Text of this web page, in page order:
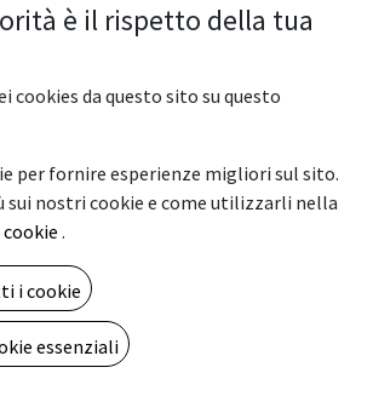
secolo: l’IA
tipologie 3. Come si addestra un’IA 4. Quanto è
l'intelligenza artificiale è passata da essere semplice
No...
nel mondo della stampa digitale e delle
condividere idee e tecnologie
è il rispetto della tua
cookies da questo sito su questo
per fornire esperienze migliori sul sito.
sui nostri cookie e come utilizzarli nella
.
i cookie
essenziali